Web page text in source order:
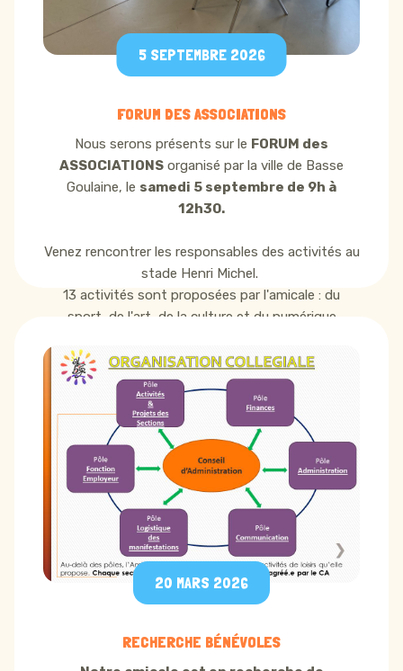
5 SEPTEMBRE 2026
FORUM DES ASSOCIATIONS
Nous serons présents sur le FORUM des
ASSOCIATIONS organisé par la ville de Basse
Goulaine, le samedi 5 septembre de 9h à
12h30.
Venez rencontrer les responsables des activités au
stade Henri Michel.
13 activités sont proposées par l'amicale : du
sport, de l'art, de la culture et du numérique
20 MARS 2026
RECHERCHE BÉNÉVOLES